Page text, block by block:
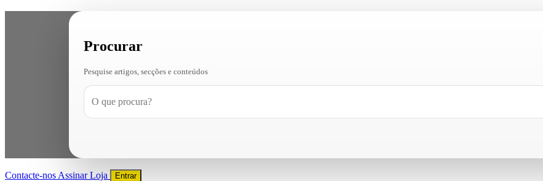
Procurar
Pesquise artigos, secções e conteúdos
Contacte-nos AssinarLoja Entrar